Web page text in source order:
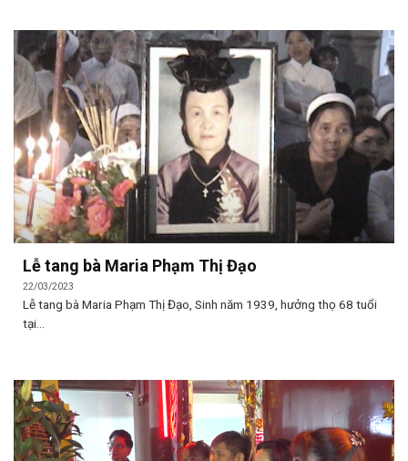
Lễ tang bà Maria Phạm Thị Đạo
22/03/2023
Lễ tang bà Maria Phạm Thị Đạo, Sinh năm 1939, hưởng thọ 68 tuổi
tại...